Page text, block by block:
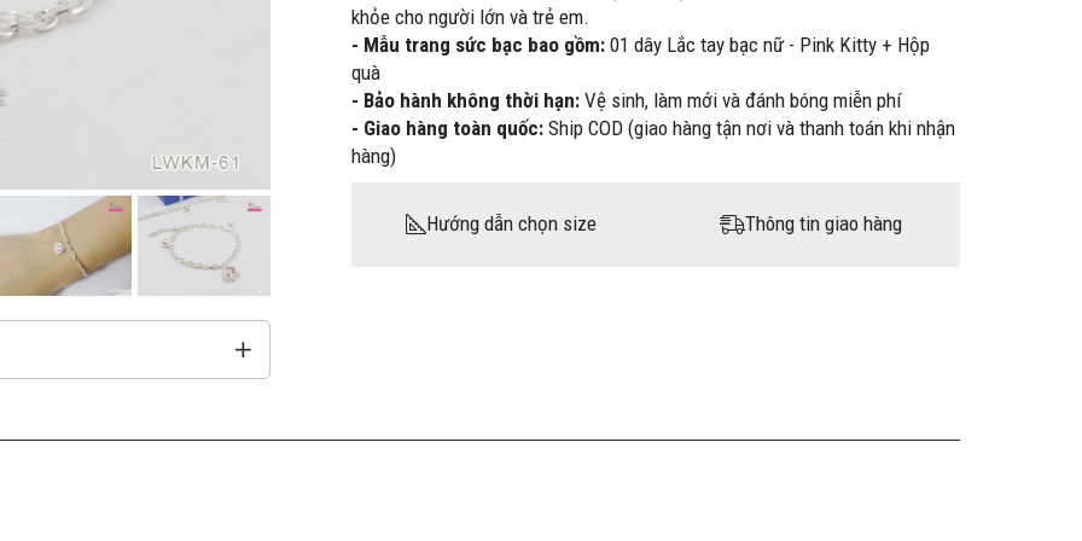
khỏe cho người lớn và trẻ em.
- Mẫu trang sức bạc bao gồm: 01 dây Lắc tay bạc nữ - Pink Kitty + Hộp
quà
- Bảo hành không thời hạn: Vệ sinh, làm mới và đánh bóng miễn phí
- Giao hàng toàn quốc: Ship COD (giao hàng tận nơi và thanh toán khi nhận
hàng)
Hướng dẫn chọn size Thông tin giao hàng